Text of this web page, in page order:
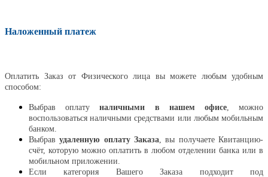
Наложенный платеж
Оплатить Заказ от Физического лица вы можете любым удобным
способом:
Выбрав оплатуналичными в нашем офисе, можно
воспользоваться наличными средствами или любым мобильным
банком.
Выбравудаленную оплату Заказа , вы получаете Квитанцию-
счёт, которую можно оплатить в любом отделении банка или в
мобильном приложении.
Если категория Вашего Заказа подходит под